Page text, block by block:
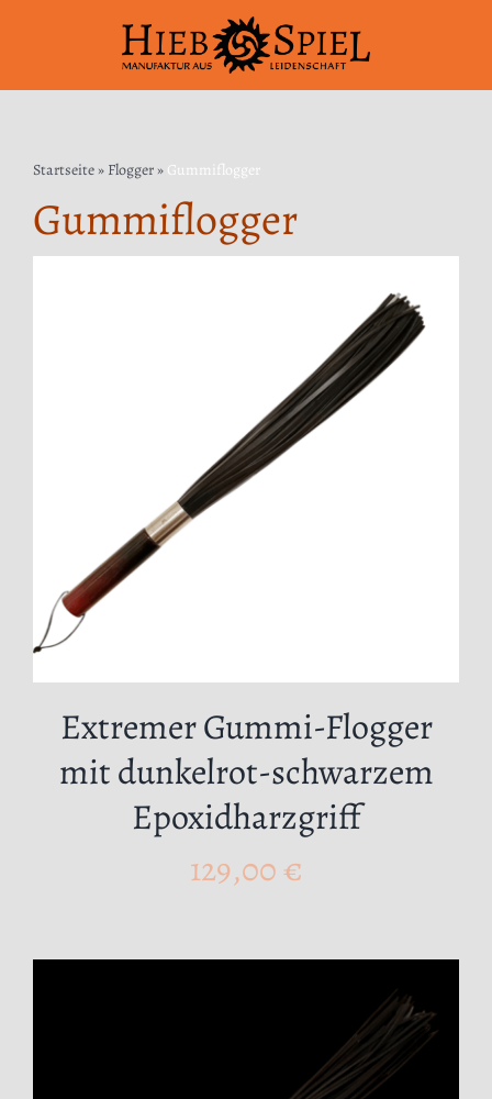
Startseite» Flogger» Gummiflogger
Gummiflogger
Extremer Gummi-Flogger
mit dunkelrot-schwarzem
Epoxidharzgriff
129,00€